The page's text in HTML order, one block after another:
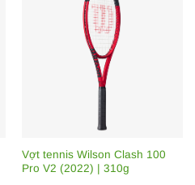
Vợt tennis Wilson Clash 100
Pro V2 (2022) | 310g